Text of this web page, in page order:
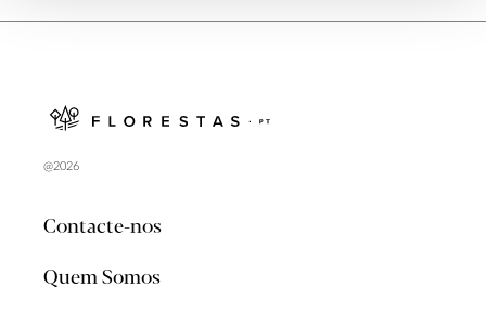
@2026
Contacte-nos
Quem Somos